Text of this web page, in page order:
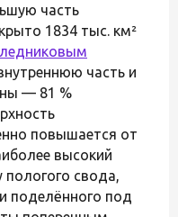
часть
1834 тыс. км²
ледниковым
часть и
— 81 %
повышается от
высокий
свода,
поделённого под